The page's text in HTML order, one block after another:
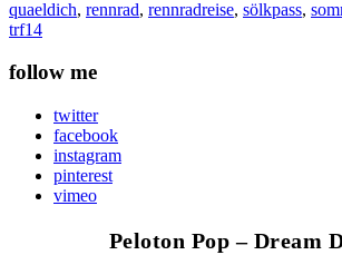
quaeldich, rennrad, rennradreise, sölkpass,
trf14
follow me
twitter
facebook
instagram
pinterest
vimeo
Peloton Pop – Dream